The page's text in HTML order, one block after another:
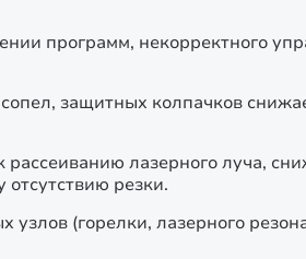
программ, некорректного
защитных колпачков
рассеиванию лазерного луча,
отсутствию резки.
(горелки, лазерного